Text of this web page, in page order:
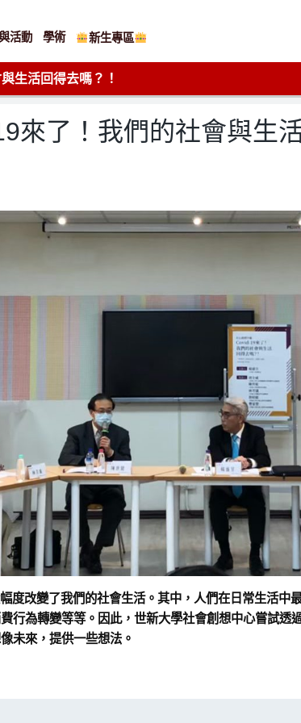
活動 學術 新生專區
生活回得去嗎？！
來了！我們的社會與生
度改變了我們的社會生活。其中，人們在日常生活中
行為轉變等等。因此，世新大學社會創想中心嘗試
未來，提供一些想法。